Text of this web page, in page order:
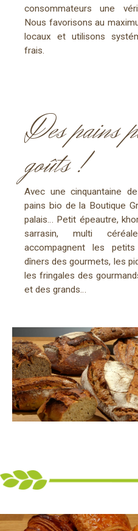
consommateurs une
Nous favorisons au
locaux et utilisons
frais.
Des pains
goûts !
Avec une cinquantaine
pains bio de la Boutique
palais… Petit épeautre,
sarrasin, multi
accompagnent les
dîners des gourmets, les
les fringales des
et des grands…